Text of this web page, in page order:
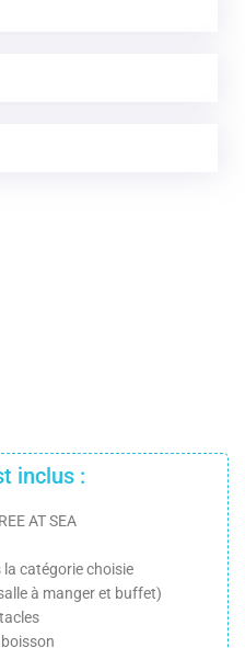
inclus :
AT SEA
la catégorie choisie
à manger et buffet)